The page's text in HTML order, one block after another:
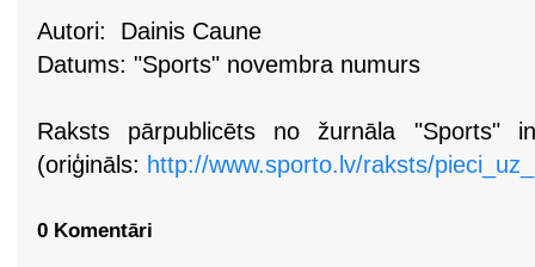
Autori: Dainis Caune
Datums: "Sports" novembra numurs
Raksts pārpublicēts no žurnāla "Sports"
(oriģināls: http://www.sporto.lv/raksts/
0 Komentāri